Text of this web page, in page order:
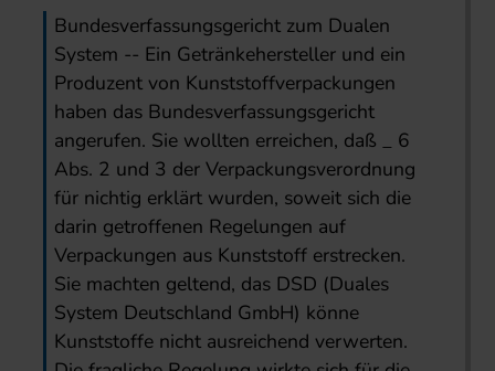
Bundesverfassungsgericht zum Dualen
System -- Ein Getränkehersteller und ein
Produzent von Kunststoffverpackungen
haben das Bundesverfassungsgericht
angerufen. Sie wollten erreichen, daß _ 6
Abs. 2 und 3 der Verpackungsverordnung
für nichtig erklärt wurden, soweit sich die
darin getroffenen Regelungen auf
Verpackungen aus Kunststoff erstrecken.
Sie machten geltend, das DSD (Duales
System Deutschland GmbH) könne
Kunststoffe nicht ausreichend verwerten.